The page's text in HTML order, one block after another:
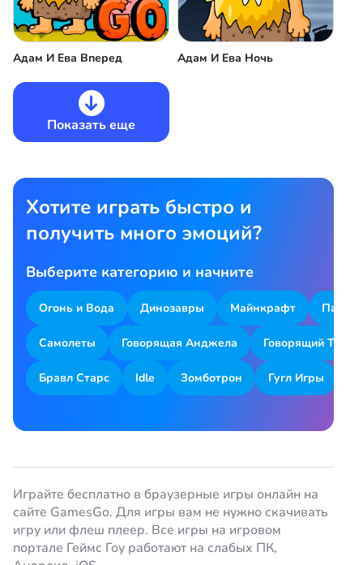
Адам И Ева Вперед Адам И Ева Ночь
Показать еще
Хотите играть быстро и
получить много эмоций?
Выберите категорию и начните
Огонь и Вода Динозавры Майнкрафт
Самолеты Говорящая Анджела Говорящий Том
Бравл Старс Idle Зомботрон Гугл Игры
Играйте бесплатно в браузерные игры онлайн на
сайте GamesGo. Для игры вам не нужно скачивать
игру или флеш плеер. Все игры на игровом
портале Геймс Гоу работают на слабых ПК,